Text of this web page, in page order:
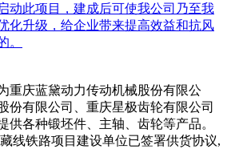
动此项目，建成后可使我公司乃至我
化升级，给企业带来提高效益和抗风
。
庆蓝黛动力传动机械股份有限公
份有限公司、重庆星极齿轮有限公司
供各种锻坯件、主轴、齿轮等产品。
线铁路项目建设单位已签署供货协议,